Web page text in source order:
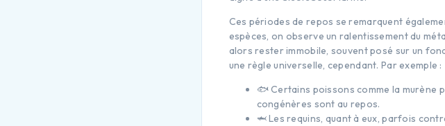
Ces périodes de repos se remarquent
espèces, on observe un ralentissement du
alors rester immobile, souvent posé sur un
une règle universelle, cependant. Par exemple :
🐟 Certains poissons comme la murène
congénères sont au repos.
🦈 Les requins, quant à eux, parfois